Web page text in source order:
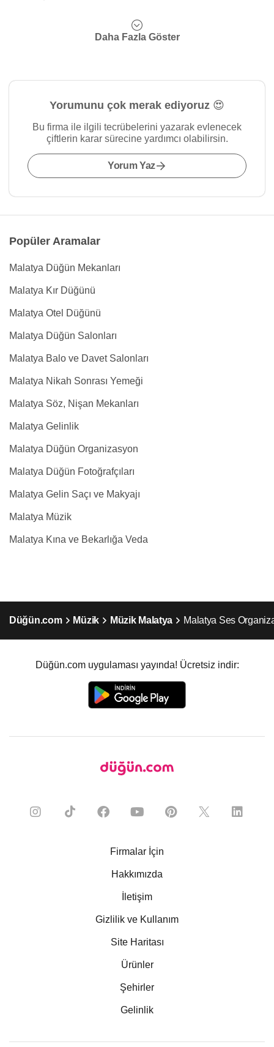
Daha Fazla Göster
Yorumunu çok merak ediyoruz 😍
Bu firma ile ilgili tecrübelerini yazarak evlenecek
çiftlerin karar sürecine yardımcı olabilirsin.
Yorum Yaz
Popüler Aramalar
Malatya Düğün Mekanları
Malatya Kır Düğünü
Malatya Otel Düğünü
Malatya Düğün Salonları
Malatya Balo ve Davet Salonları
Malatya Nikah Sonrası Yemeği
Malatya Söz, Nişan Mekanları
Malatya Gelinlik
Malatya Düğün Organizasyon
Malatya Düğün Fotoğrafçıları
Malatya Gelin Saçı ve Makyajı
Malatya Müzik
Malatya Kına ve Bekarlığa Veda
Düğün.com Müzik Müzik Malatya Malatya Ses
Düğün.com uygulaması yayında! Ücretsiz indir:
Firmalar İçin
Hakkımızda
İletişim
Gizlilik ve Kullanım
Site Haritası
Ürünler
Şehirler
Gelinlik